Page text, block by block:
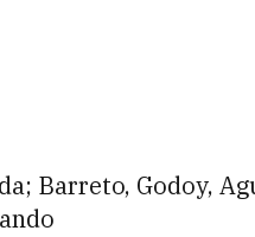
Barreto, Godoy,